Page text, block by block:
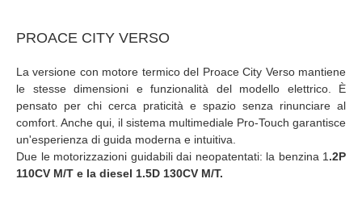
PROACE CITY VERSO
La versione con motore termico del Proace City Verso mantiene
le stesse dimensioni e funzionalità del modello elettrico. È
pensato per chi cerca praticità e spazio senza rinunciare al
comfort. Anche qui, il sistema multimediale Pro-Touch garantisce
un'esperienza di guida moderna e intuitiva.
Due le motorizzazioni guidabili dai neopatentati: la benzina 1.2P
110CV M/T e la diesel 1.5D 130CV M/T.